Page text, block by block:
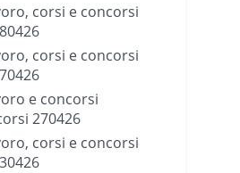
corsi e concorsi
corsi e concorsi
e concorsi
270426
corsi e concorsi